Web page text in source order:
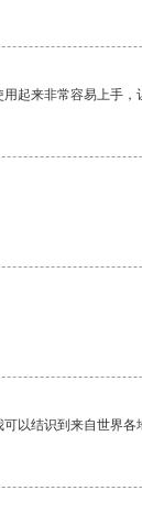
起来非常容易上手
以结识到来自世界各